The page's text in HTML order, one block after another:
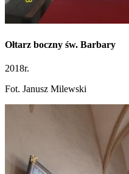
Ołtarz boczny św. Barbary
2018r.
Fot. Janusz Milewski